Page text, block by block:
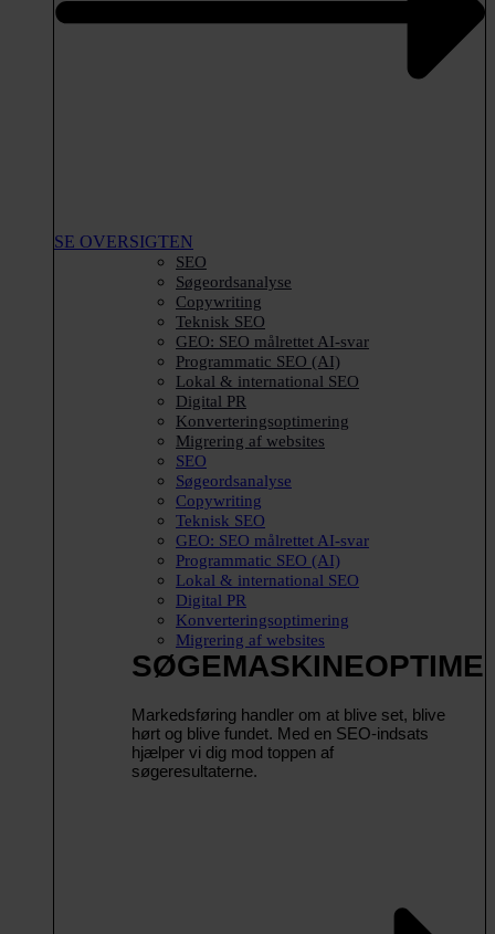
SE OVERSIGTEN
SEO
Søgeordsanalyse
Copywriting
Teknisk SEO
GEO: SEO målrettet AI-svar
Programmatic SEO (AI)
Lokal & international SEO
Digital PR
Konverteringsoptimering
Migrering af websites
SEO
Søgeordsanalyse
Copywriting
Teknisk SEO
GEO: SEO målrettet AI-svar
Programmatic SEO (AI)
Lokal & international SEO
Digital PR
Konverteringsoptimering
Migrering af websites
Markedsføring handler om at blive set, blive
hørt og blive fundet. Med en SEO-indsats
hjælper vi dig mod toppen af
søgeresultaterne.